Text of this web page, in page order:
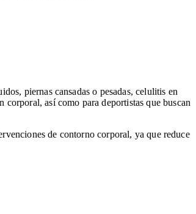
piernas cansadas o pesadas, celulitis en
así como para deportistas que buscan
de contorno corporal, ya que reduce